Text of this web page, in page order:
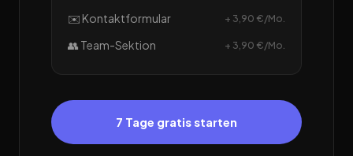
✉️ Kontaktformular + 3,90 €/Mo.
👥 Team-Sektion + 3,90 €/Mo.
7 Tage gratis starten